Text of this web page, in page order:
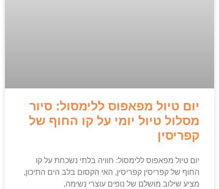
יום טיול מפאפוס ללימסול: סיור
מסלול טיול יומי על קו החוף של
קפריסין
יום טיול מפאפוס ללימסול: חוויה בלתי נשכחת על קו
החוף של קפריסין קפריסין, האי הקסום בלב הים התיכון,
מציע שילוב מושלם של נופים עוצרי נשימה,